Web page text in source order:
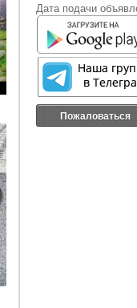
Дата подачи
Пожаловаться